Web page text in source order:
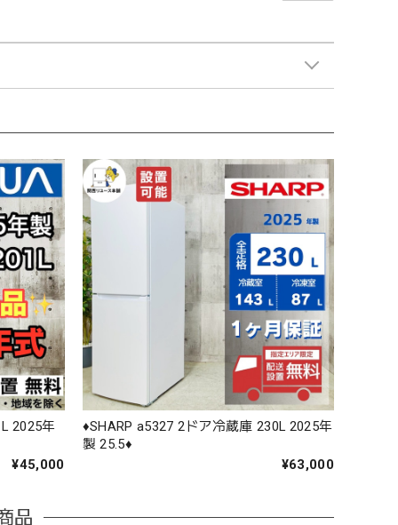
2025年
¥45,000
♦️SHARP a5327 2ドア冷蔵庫 230L 2025年
製 25.5♦️
¥63,000
品